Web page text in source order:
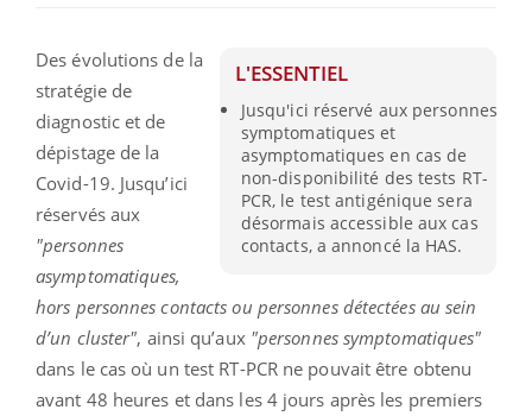
L'ESSENTIEL
Jusqu'ici réservé aux personnes
symptomatiques et
asymptomatiques en cas de
non-disponibilité des tests RT-
PCR, le test antigénique sera
désormais accessible aux cas
contacts, a annoncé la HAS.
Des évolutions de la
stratégie de
diagnostic et de
dépistage de la
Covid-19. Jusqu’ici
réservés aux
"personnes
asymptomatiques,
hors personnes contacts ou personnes détectées au sein
d’un cluster", ainsi qu’aux "personnes symptomatiques"
dans le cas où un test RT-PCR ne pouvait être obtenu
avant 48 heures et dans les 4 jours après les premiers